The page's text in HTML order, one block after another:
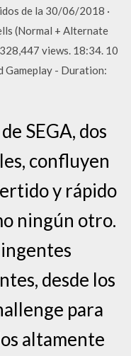
de la 30/06/2018 ·
(Normal + Alternate
views. 18:34. 10
Gameplay - Duration:
SEGA, dos
confluyen
y rápido
ningún otro.
desde los
para
altamente